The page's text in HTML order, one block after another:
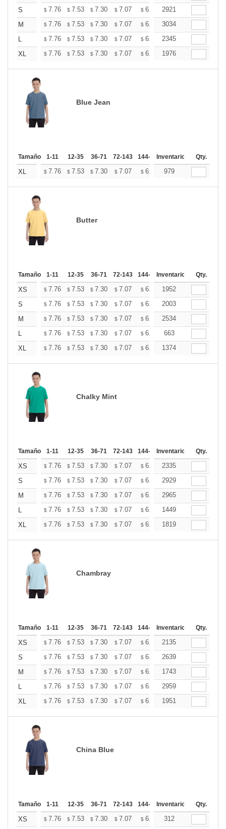
S $ 7.76 $ 7.53 $ 7.30 $ 7.07 $ 6.84 $6.73
2921
M
$ 7.76 $ 7.53 $ 7.30 $ 7.07 $ 6.84 $6.73
3034
L
$ 7.76 $ 7.53 $ 7.30 $ 7.07 $ 6.84 $6.73
2345
XL
$ 7.76 $ 7.53 $ 7.30 $ 7.07 $ 6.84 $6.73
1976
Blue Jean
Tamaño 1-11 12-35 36-71 72-143 144-287 288 + Mas
Inventario Qty.
XL $ 7.76 $ 7.53 $ 7.30 $ 7.07 $ 6.84 $6.73
979
Butter
Tamaño 1-11 12-35 36-71 72-143 144-287 288 + Mas
Inventario Qty.
XS $ 7.76 $ 7.53 $ 7.30 $ 7.07 $ 6.84 $6.73
1952
S
$ 7.76 $ 7.53 $ 7.30 $ 7.07 $ 6.84 $6.73
2003
M
$ 7.76 $ 7.53 $ 7.30 $ 7.07 $ 6.84 $6.73
2534
L
$ 7.76 $ 7.53 $ 7.30 $ 7.07 $ 6.84 $6.73
663
XL
$ 7.76 $ 7.53 $ 7.30 $ 7.07 $ 6.84 $6.73
1374
Chalky Mint
Tamaño 1-11 12-35 36-71 72-143 144-287 288 + Mas
Inventario Qty.
XS $ 7.76 $ 7.53 $ 7.30 $ 7.07 $ 6.84 $6.73
2335
S
$ 7.76 $ 7.53 $ 7.30 $ 7.07 $ 6.84 $6.73
2929
M
$ 7.76 $ 7.53 $ 7.30 $ 7.07 $ 6.84 $6.73
2965
L
$ 7.76 $ 7.53 $ 7.30 $ 7.07 $ 6.84 $6.73
1449
XL
$ 7.76 $ 7.53 $ 7.30 $ 7.07 $ 6.84 $6.73
1819
Chambray
Tamaño 1-11 12-35 36-71 72-143 144-287 288 + Mas
Inventario Qty.
XS $ 7.76 $ 7.53 $ 7.30 $ 7.07 $ 6.84 $6.73
2135
S
$ 7.76 $ 7.53 $ 7.30 $ 7.07 $ 6.84 $6.73
2639
M
$ 7.76 $ 7.53 $ 7.30 $ 7.07 $ 6.84 $6.73
1743
L
$ 7.76 $ 7.53 $ 7.30 $ 7.07 $ 6.84 $6.73
2959
XL
$ 7.76 $ 7.53 $ 7.30 $ 7.07 $ 6.84 $6.73
1951
China Blue
Tamaño 1-11 12-35 36-71 72-143 144-287 288 + Mas
Inventario Qty.
XS $ 7.76 $ 7.53 $ 7.30 $ 7.07 $ 6.84 $6.73
312